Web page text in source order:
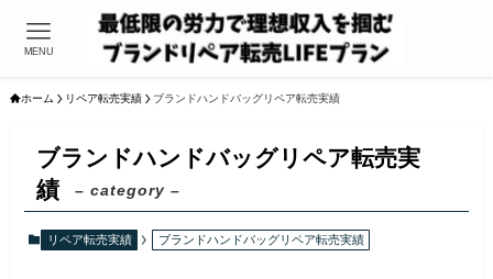
MENU
ホーム リペア転売実績 ブランドハンドバッグリペア転売実績
ブランドハンドバッグリペア転売実
績
– category –
リペア転売実績 ブランドハンドバッグリペア転売実績